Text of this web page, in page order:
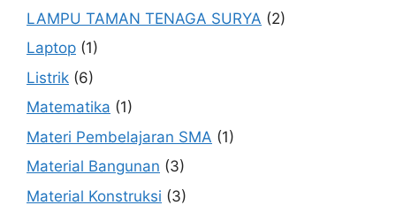
LAMPU TAMAN TENAGA SURYA (2)
Laptop (1)
Listrik (6)
Matematika (1)
Materi Pembelajaran SMA (1)
Material Bangunan (3)
Material Konstruksi (3)